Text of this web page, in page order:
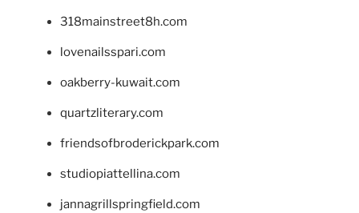
318mainstreet8h.com
lovenailsspari.com
oakberry-kuwait.com
quartzliterary.com
friendsofbroderickpark.com
studiopiattellina.com
jannagrillspringfield.com